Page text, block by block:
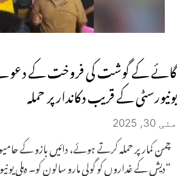
گائے کے گوشت کی فروخت کے
یونیورسٹی کے قریب دکاندار پر حملہ
مئی 30, 2025
چمن کمار پر حملہ کرتے ہوئے، دائیں بازو کے